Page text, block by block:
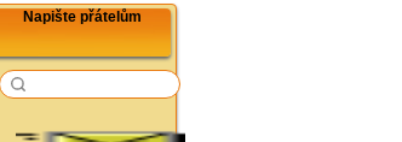
Napište přátelům